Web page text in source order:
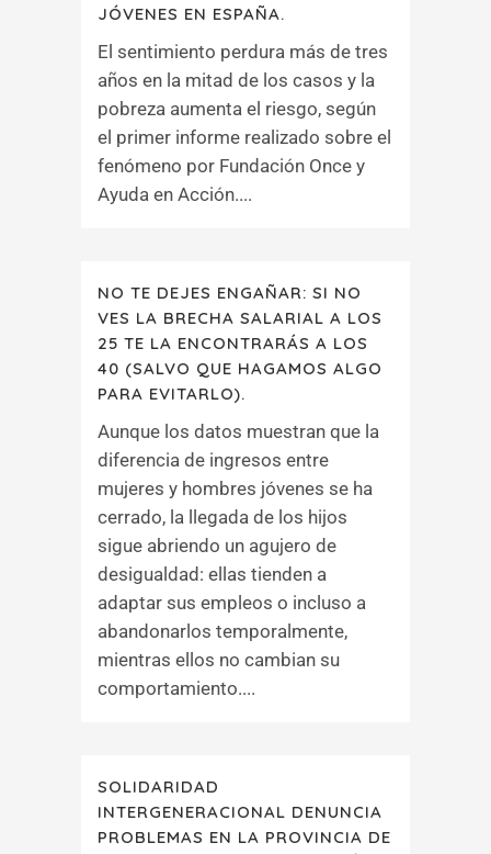
JÓVENES EN ESPAÑA.
El sentimiento perdura más de tres
años en la mitad de los casos y la
pobreza aumenta el riesgo, según
el primer informe realizado sobre el
fenómeno por Fundación Once y
Ayuda en Acción....
NO TE DEJES ENGAÑAR: SI NO
VES LA BRECHA SALARIAL A LOS
25 TE LA ENCONTRARÁS A LOS
40 (SALVO QUE HAGAMOS ALGO
PARA EVITARLO).
Aunque los datos muestran que la
diferencia de ingresos entre
mujeres y hombres jóvenes se ha
cerrado, la llegada de los hijos
sigue abriendo un agujero de
desigualdad: ellas tienden a
adaptar sus empleos o incluso a
abandonarlos temporalmente,
mientras ellos no cambian su
comportamiento....
SOLIDARIDAD
INTERGENERACIONAL DENUNCIA
PROBLEMAS EN LA PROVINCIA DE